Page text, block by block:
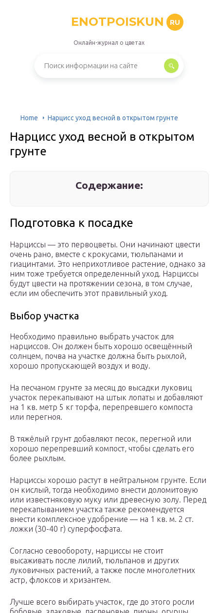
ENOTPOISKUN RU
Онлайн-журнал о цветах
Home Нарцисс уход весной в открытом грунте
Нарцисс уход весной в открытом
грунте
Содержание:
Подготовка к посадке
Нарциссы — это первоцветы. Они начинают цвести
очень рано, вместе с крокусами, тюльпанами и
гиацинтами. Это неприхотливое растение, однако за
ним тоже требуется определенный уход. Нарциссы
будут цвести на протяжении сезона, в том случае,
если им обеспечить этот правильный уход.
Выбор участка
Необходимо правильно выбрать участок для
нарциссов. Он должен быть хорошо освещённый
солнцем, почва на участке должна быть рыхлой,
хорошо пропускающей воздух и воду.
На песчаном грунте за месяц до высадки луковиц
участок перекапывают на штык лопаты и добавляют
на 1 кв. метр 5 кг торфа, перепревшего компоста
или перегноя.
В тяжёлый грунт добавляют песок, перегной или
хорошо перепревший компост, чтобы сделать его
более рыхлым.
Нарциссы хорошо растут в нейтральном грунте. Если
он кислый, тогда необходимо внести доломитовую
или известняковую муку или древесную золу. Перед
перекапыванием участка также рекомендуется
внести комплексное удобрение — на 1 кв. м. 2 ст.
ложки (30-40 г) суперфосфата.
Согласно севообороту, нарциссы не стоит
высаживать после лилий, тюльпанов и других
луковичных растений, а также после многолетних
астр, флоксов и хризантем.
Лучше всего выбирать участок, где до этого росли